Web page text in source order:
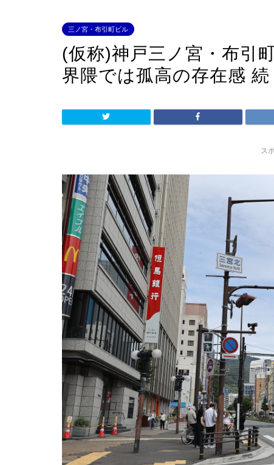
三ノ宮・布引町ビル
(仮称)神戸三ノ宮・布引
界隈では孤高の存在感
ス